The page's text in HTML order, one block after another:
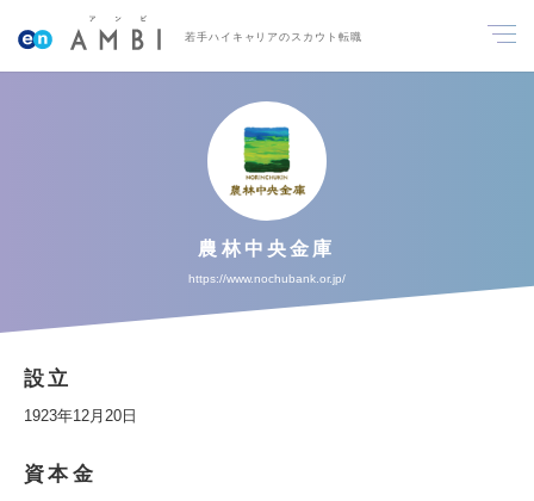
若手ハイキャリアのスカウト転職
農林中央金庫
https://www.nochubank.or.jp/
設立
1923年12月20日
資本金